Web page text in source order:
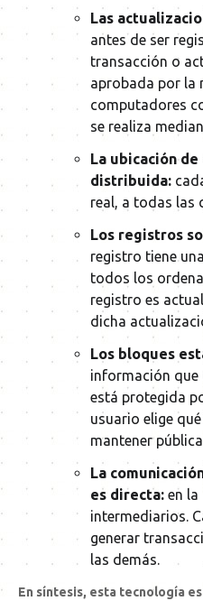
Las
antes de ser
transacción o
aprobada por la
computadores
se realiza
La ubicación
distribuida:
real, a todas las
Los registros
registro tiene
todos los
registro es
dicha
Los bloques
información que
está protegida
usuario elige
mantener
La
es directa: en la
intermediarios.
generar
las demás.
En síntesis, esta tecnología